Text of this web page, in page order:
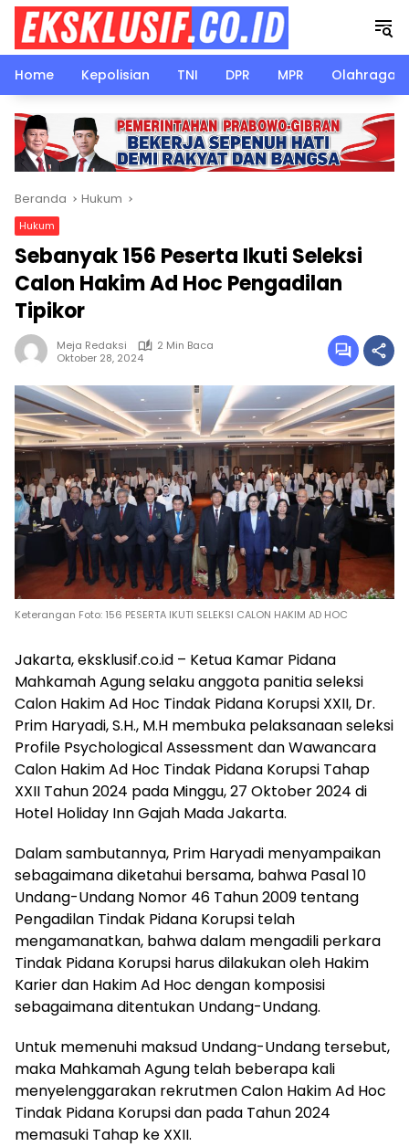
Langsung
konten
Home
Kepolisian TNI DPR MPR Olahraga
Beranda Hukum
Hukum
Sebanyak 156 Peserta Ikuti Seleksi
Calon Hakim Ad Hoc Pengadilan
Tipikor
Meja Redaksi
2 Min Baca
Oktober 28, 2024
Keterangan Foto: 156 PESERTA IKUTI SELEKSI CALON HAKIM AD HOC
Jakarta, eksklusif.co.id – Ketua Kamar Pidana
Mahkamah Agung selaku anggota panitia seleksi
Calon Hakim Ad Hoc Tindak Pidana Korupsi XXII, Dr.
Prim Haryadi, S.H., M.H membuka pelaksanaan seleksi
Profile Psychological Assessment dan Wawancara
Calon Hakim Ad Hoc Tindak Pidana Korupsi Tahap
XXII Tahun 2024 pada Minggu, 27 Oktober 2024 di
Hotel Holiday Inn Gajah Mada Jakarta.
Dalam sambutannya, Prim Haryadi menyampaikan
sebagaimana diketahui bersama, bahwa Pasal 10
Undang-Undang Nomor 46 Tahun 2009 tentang
Pengadilan Tindak Pidana Korupsi telah
mengamanatkan, bahwa dalam mengadili perkara
Tindak Pidana Korupsi harus dilakukan oleh Hakim
Karier dan Hakim Ad Hoc dengan komposisi
sebagaimana ditentukan Undang-Undang.
Untuk memenuhi maksud Undang-Undang tersebut,
maka Mahkamah Agung telah beberapa kali
menyelenggarakan rekrutmen Calon Hakim Ad Hoc
Tindak Pidana Korupsi dan pada Tahun 2024
memasuki Tahap ke XXII.